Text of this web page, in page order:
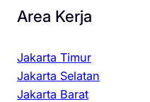
Area Kerja
Jakarta Timur
Jakarta Selatan
Jakarta Barat